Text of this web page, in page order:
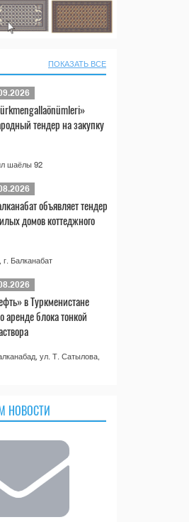
ПОКАЗАТЬ ВСЕ
тендер на закупку
шаёлы 92
объявляет тендер
домов коттеджного
Балканабат
в Туркменистане
аренде блока тонкой
ул. Т. Сатылова,
НОВОСТИ